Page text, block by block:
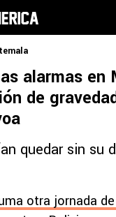
alarmas en
de
quedar sin su
otra jornada